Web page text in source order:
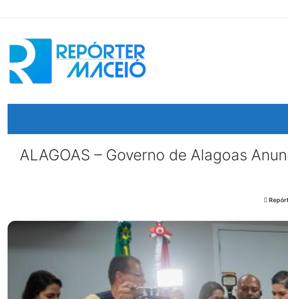
ALAGOAS – Governo de Alagoas